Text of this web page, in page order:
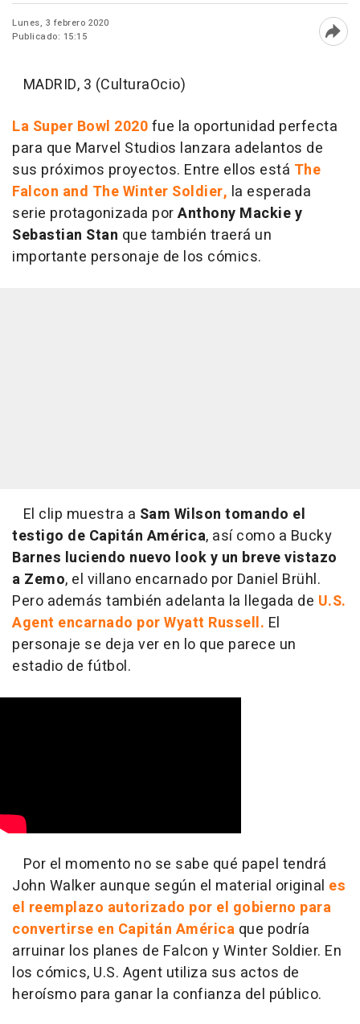
Lunes, 3 febrero 2020
Publicado: 15:15
MADRID, 3 (CulturaOcio)
La Super Bowl 2020fue la oportunidad perfecta
para que Marvel Studios lanzara adelantos de
sus próximos proyectos. Entre ellos está The
Falcon and The Winter Soldier, la esperada
serie protagonizada porAnthony Mackie y
Sebastian Stan que también traerá un
importante personaje de los cómics.
El clip muestra a Sam Wilson tomando el
testigo de Capitán América, así como a Bucky
Barnes luciendo nuevo look y un breve vistazo
a Zemo, el villano encarnado por Daniel Brühl.
Pero además también adelanta la llegada de U.S.
Agent encarnado por Wyatt Russell. El
personaje se deja ver en lo que parece un
estadio de fútbol.
Por el momento no se sabe qué papel tendrá
John Walker aunque según el material original es
el reemplazo autorizado por el gobierno para
convertirse en Capitán América que podría
arruinar los planes de Falcon y Winter Soldier. En
los cómics, U.S. Agent utiliza sus actos de
heroísmo para ganar la confianza del público.